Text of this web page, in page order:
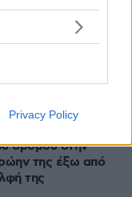
Privacy Policy
το υλικό
Μοσχάτο
δρόμου στην
της έξω από
της